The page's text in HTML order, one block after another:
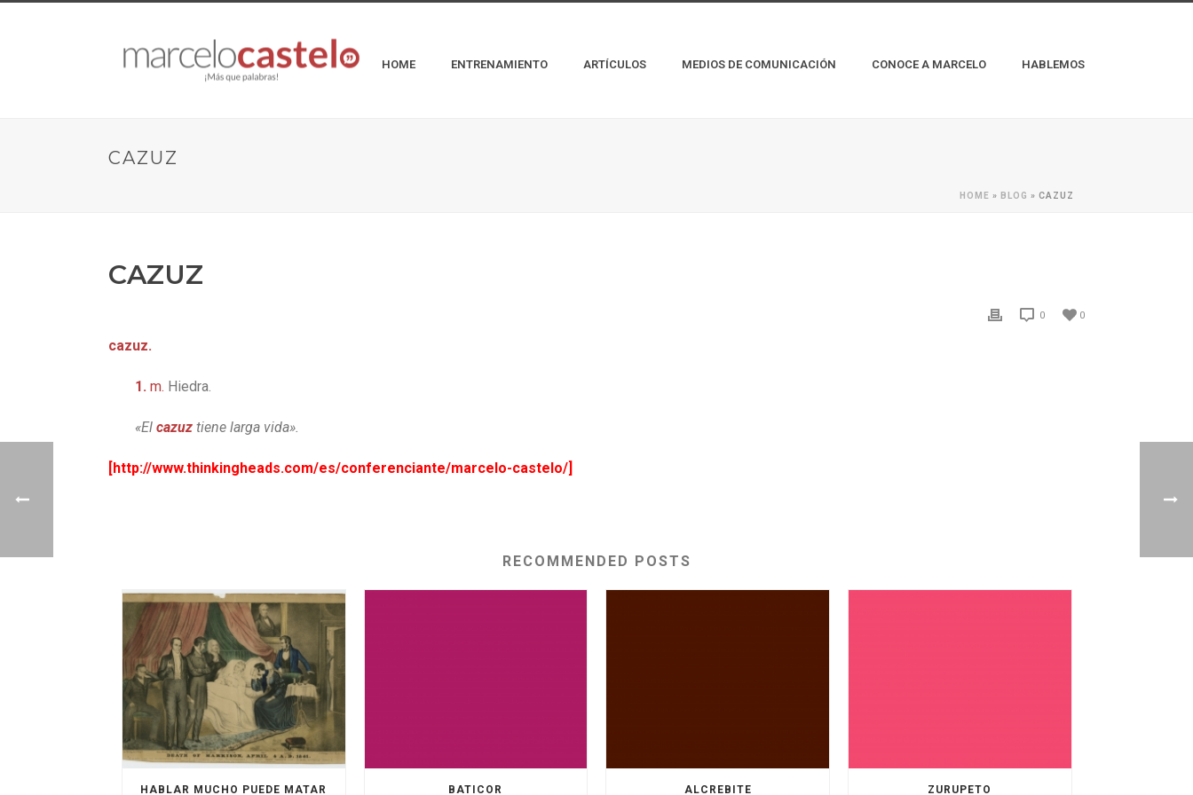
HOME ENTRENAMIENTO ARTÍCULOS MEDIOS DE COMUNICACIÓN CONOCE A MARCELO HABLEMOS
CAZUZ
HOME » BLOG » CAZUZ
CAZUZ
0
0
cazuz.
1. m. Hiedra.
«El cazuz tiene larga vida».
[http://www.thinkingheads.com/es/conferenciante/marcelo-castelo/]
RECOMMENDED POSTS
HABLAR MUCHO PUEDE MATAR BATICOR ALCREBITE ZURUPETO